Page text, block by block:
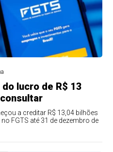
lucro de R$ 13
a creditar R$ 13,04 bilhões
FGTS até 31 de dezembro de